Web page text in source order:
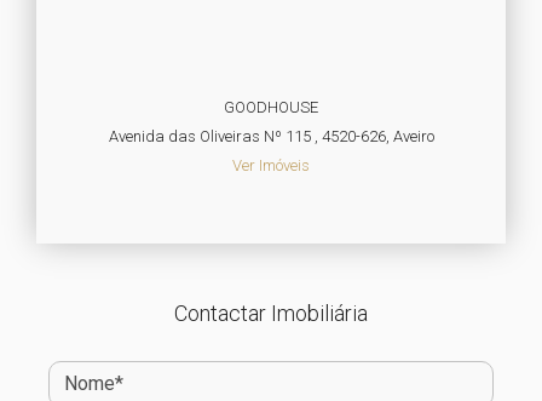
GOODHOUSE
Avenida das Oliveiras Nº 115 , 4520-626, Aveiro
Ver Imóveis
Contactar Imobiliária